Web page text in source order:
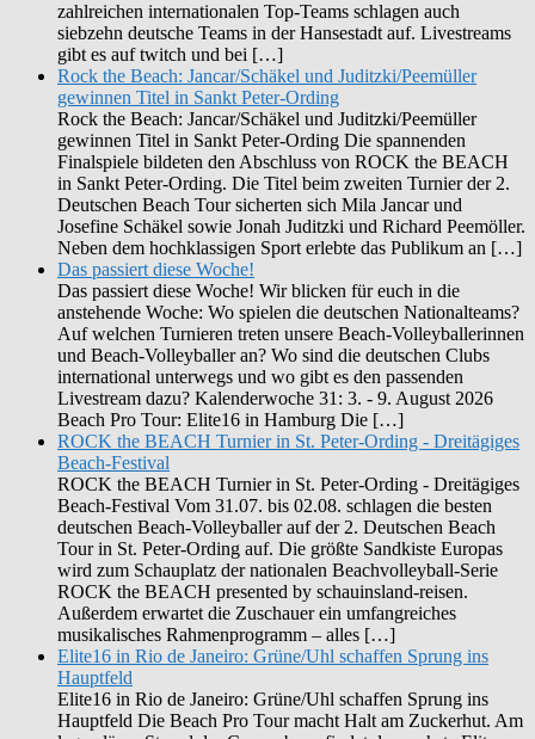
zahlreichen internationalen Top-Teams schlagen auch
siebzehn deutsche Teams in der Hansestadt auf. Livestreams
gibt es auf twitch und bei […]
Rock the Beach: Jancar/Schäkel und Juditzki/Peemüller
gewinnen Titel in Sankt Peter-Ording
Rock the Beach: Jancar/Schäkel und Juditzki/Peemüller
gewinnen Titel in Sankt Peter-Ording Die spannenden
Finalspiele bildeten den Abschluss von ROCK the BEACH
in Sankt Peter-Ording. Die Titel beim zweiten Turnier der 2.
Deutschen Beach Tour sicherten sich Mila Jancar und
Josefine Schäkel sowie Jonah Juditzki und Richard Peemöller.
Neben dem hochklassigen Sport erlebte das Publikum an […]
Das passiert diese Woche!
Das passiert diese Woche! Wir blicken für euch in die
anstehende Woche: Wo spielen die deutschen Nationalteams?
Auf welchen Turnieren treten unsere Beach-Volleyballerinnen
und Beach-Volleyballer an? Wo sind die deutschen Clubs
international unterwegs und wo gibt es den passenden
Livestream dazu? Kalenderwoche 31: 3. - 9. August 2026
Beach Pro Tour: Elite16 in Hamburg Die […]
ROCK the BEACH Turnier in St. Peter-Ording - Dreitägiges
Beach-Festival
ROCK the BEACH Turnier in St. Peter-Ording - Dreitägiges
Beach-Festival Vom 31.07. bis 02.08. schlagen die besten
deutschen Beach-Volleyballer auf der 2. Deutschen Beach
Tour in St. Peter-Ording auf. Die größte Sandkiste Europas
wird zum Schauplatz der nationalen Beachvolleyball-Serie
ROCK the BEACH presented by schauinsland-reisen.
Außerdem erwartet die Zuschauer ein umfangreiches
musikalisches Rahmenprogramm – alles […]
Elite16 in Rio de Janeiro: Grüne/Uhl schaffen Sprung ins
Hauptfeld
Elite16 in Rio de Janeiro: Grüne/Uhl schaffen Sprung ins
Hauptfeld Die Beach Pro Tour macht Halt am Zuckerhut. Am